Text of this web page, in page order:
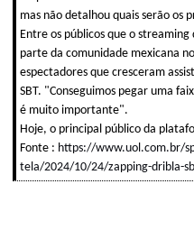
mas não detalhou quais serão os
Entre os públicos que o
parte da comunidade mexicana
espectadores que cresceram
SBT. "Conseguimos pegar uma
é muito importante".
Hoje, o principal público da
Fonte : https://www.uol.com.br/
tela/2024/10/24/zapping-dribla-